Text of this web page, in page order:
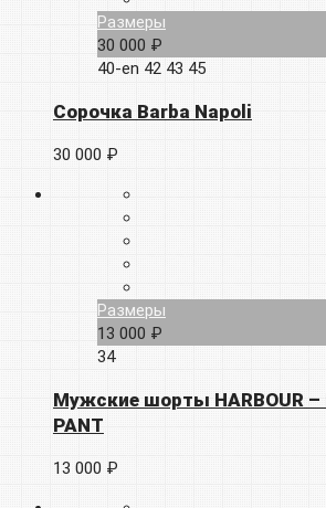
Размеры
30 000 ₽
40-en 42 43 45
Сорочка Barba Napoli
30 000 ₽
Размеры
13 000 ₽
34
Мужские шорты HARBOUR –
PANT
13 000 ₽